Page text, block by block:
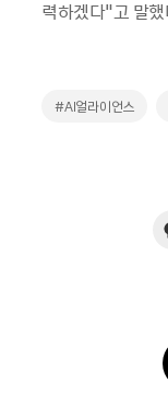
력하겠다"고 말
#AI얼라이언스